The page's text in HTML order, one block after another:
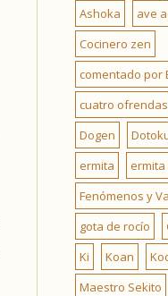
Ashoka
ave
Cocinero zen
comentado por
cuatro ofrendas
Dogen
ermita
Fenómenos y
gota de rocío
Ki
Koan
Maestro Sekito